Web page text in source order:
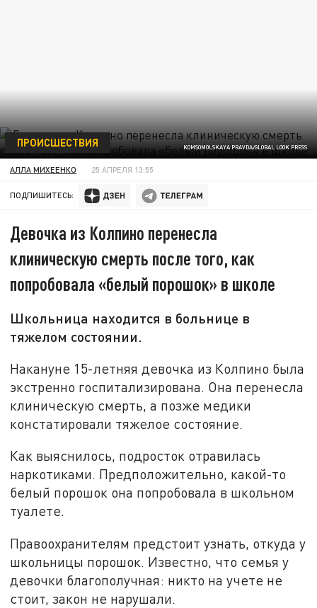
KOMSOMOLSKAYA PRAVDA/GLOBAL LOOK PRESS
ПРОИСШЕСТВИЯ
АЛЛА МИХЕЕНКО 25 АПРЕЛЯ 13:55
ПОДПИШИТЕСЬ:
Девочка из Колпино перенесла
клиническую смерть после того, как
попробовала «белый порошок» в школе
Школьница находится в больнице в
тяжелом состоянии.
Накануне 15-летняя девочка из Колпино была
экстренно госпитализирована. Она перенесла
клиническую смерть, а позже медики
констатировали тяжелое состояние.
Как выяснилось, подросток отравилась
наркотиками. Предположительно, какой-то
белый порошок она попробовала в школьном
туалете.
Правоохранителям предстоит узнать, откуда у
школьницы порошок. Известно, что семья у
девочки благополучная: никто на учете не
стоит, закон не нарушали.